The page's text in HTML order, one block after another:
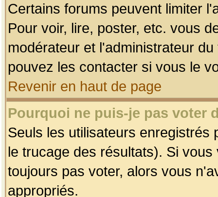
Certains forums peuvent limiter
Pour voir, lire, poster, etc. vous
modérateur et l'administrateur
pouvez les contacter si vous le
Revenir en haut de page
Pourquoi ne puis-je pas voter
Seuls les utilisateurs enregistrés
le trucage des résultats). Si
toujours pas voter, alors vous
appropriés.